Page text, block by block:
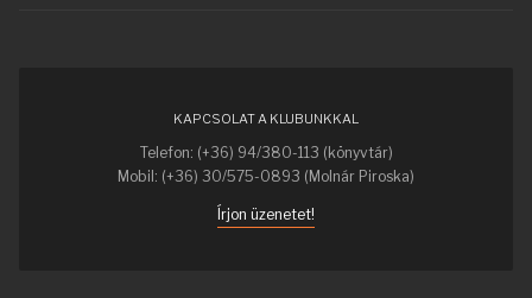
KAPCSOLAT A KLUBUNKKAL
Telefon: (+36) 94/380-113 (könyvtár)
Mobil: (+36) 30/575-0893 (Molnár Piroska)
Írjon üzenetet!